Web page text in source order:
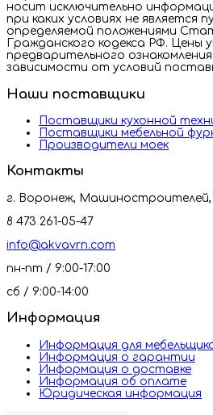
носит исключительно
при каких условиях не является
определяемой положениями
Гражданского кодекса РФ. Цены
предварительного
зависимости от условий
Наши поставщики
Поставщики кухонной
Поставщики мебельной
Производители моек
Контакты
г. Воронеж, Машиностроителей,
8 473 261-05-47
info@akvavrn.com
пн-пт / 9:00-17:00
сб / 9:00-14:00
Информация
Информация для
Информация о гарантии
Информация о доставке
Информация об оплате
Юридическая информация